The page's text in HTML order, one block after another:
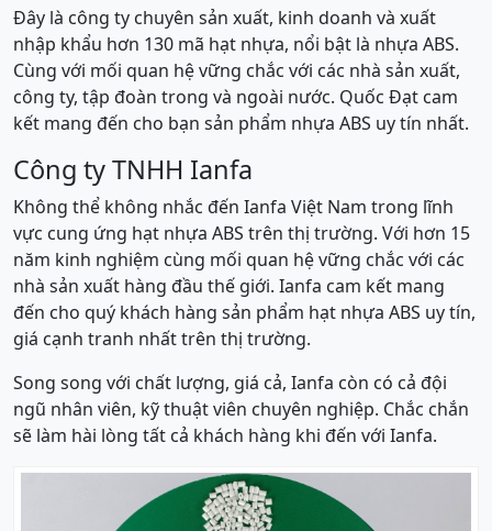
Đây là công ty chuyên sản xuất, kinh doanh và xuất
nhập khẩu hơn 130 mã hạt nhựa, nổi bật là nhựa ABS.
Cùng với mối quan hệ vững chắc với các nhà sản xuất,
công ty, tập đoàn trong và ngoài nước. Quốc Đạt cam
kết mang đến cho bạn sản phẩm nhựa ABS uy tín nhất.
Công ty TNHH Ianfa
Không thể không nhắc đến Ianfa Việt Nam trong lĩnh
vực cung ứng hạt nhựa ABS trên thị trường. Với hơn 15
năm kinh nghiệm cùng mối quan hệ vững chắc với các
nhà sản xuất hàng đầu thế giới. Ianfa cam kết mang
đến cho quý khách hàng sản phẩm hạt nhựa ABS uy tín,
giá cạnh tranh nhất trên thị trường.
Song song với chất lượng, giá cả, Ianfa còn có cả đội
ngũ nhân viên, kỹ thuật viên chuyên nghiệp. Chắc chắn
sẽ làm hài lòng tất cả khách hàng khi đến với Ianfa.